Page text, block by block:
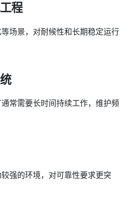
程
场景，对耐候性和长期稳定运行
常需要长时间持续工作，维护频
强的环境，对可靠性要求更突